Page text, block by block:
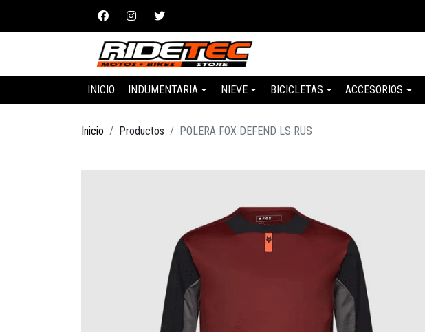
INICIO INDUMENTARIA NIEVE BICICLETAS ACCESORIOS
Inicio Productos POLERA FOX DEFEND LS RUS